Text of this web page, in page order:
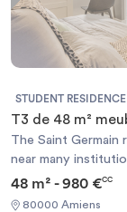
STUDENT RESIDENCE
T3 de 48 m²
The Saint
near many
...), a few steps
Halles shopping
48 m² - 980 €CC
80000 Amiens